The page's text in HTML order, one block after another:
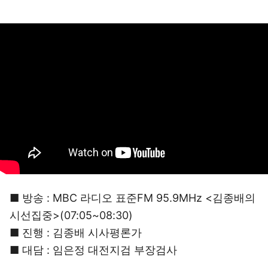
■ 방송 : MBC 라디오 표준FM 95.9MHz <김종배의
시선집중>(07:05~08:30)
■ 진행 : 김종배 시사평론가
■ 대담 : 임은정 대전지검 부장검사